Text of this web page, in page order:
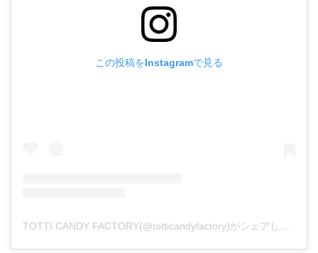
この投稿をInstagramで見る
TOTTI CANDY FACTORY(@totticandyfactory)がシェアした投稿